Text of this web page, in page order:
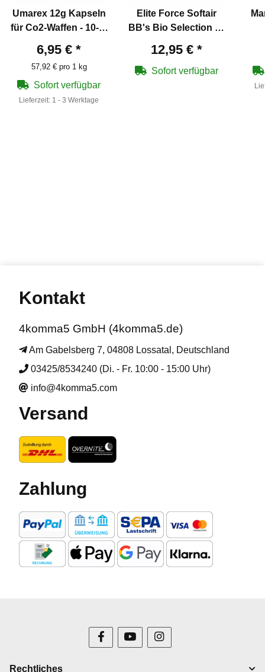
Umarex 12g Kapseln
für Co2-Waffen - 10-er
6,95 € *
57,92 € pro 1 kg
Sofort verfügbar
Lieferzeit: 1 - 3 Werktage
Elite Force Softair
BB's Bio Selection - 6
Stück Zipper Bag
12,95 € *
Sofort verfügbar
Kontakt
4komma5 GmbH (4komma5.de)
Am Gabelsberg 7, 04808 Lossatal, Deutschland
03425/8534240 (Di. - Fr. 10:00 - 15:00 Uhr)
info@4komma5.com
Versand
Zahlung
Rechtliches